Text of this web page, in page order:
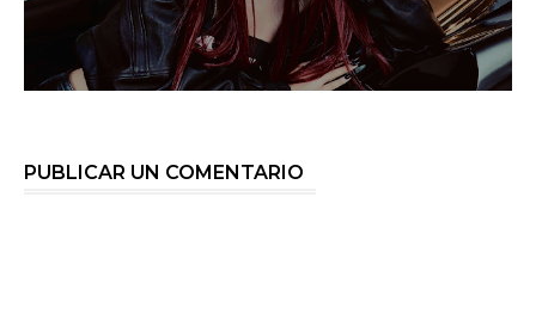
PUBLICAR UN COMENTARIO